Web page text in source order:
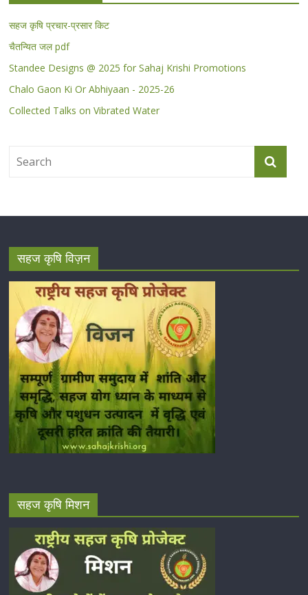
सहज कृषि प्रचार-प्रसार किट
चैतन्यित जल pdf
Standee Designs @ 2025 for Sahaj Krishi Promotions
Chalo Gaon Ki Or Abhiyaan - 2025-26
Collected Talks on Vibrated Water
सहज कृषि विज़न
सहज कृषि मिशन